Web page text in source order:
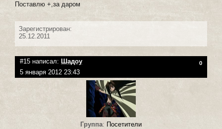
Поставлю +,за даром
Зарегистрирован:
25.12.2011
#15 написал: Шадоу 0
5 января 2012 23:43
Группа: Посетители